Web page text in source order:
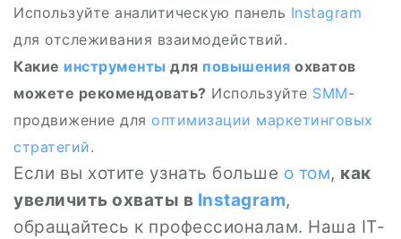
Используйте аналитическую панель Instagram
для отслеживания взаимодействий.
Какие инструменты для повышения охватов
можете рекомендовать? Используйте SMM-
продвижение для оптимизации маркетинговых
стратегий.
Если вы хотите узнать больше о том, как
увеличить охваты в Instagram,
обращайтесь к профессионалам. Наша IT-